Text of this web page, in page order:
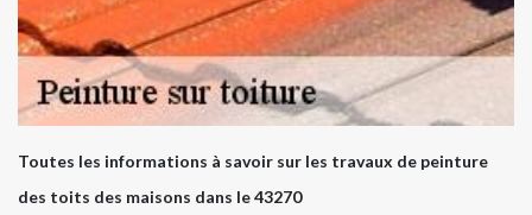
Toutes les informations à savoir sur les travaux de peinture
des toits des maisons dans le 43270